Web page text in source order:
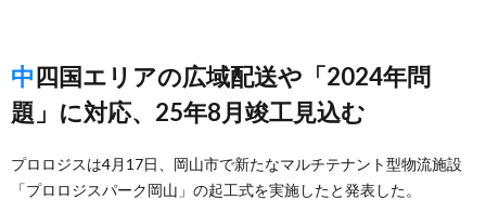
中四国エリアの広域配送や「2024年問
題」に対応、25年8月竣工見込む
プロロジスは4月17日、岡山市で新たなマルチテナント型物流施設
「プロロジスパーク岡山」の起工式を実施したと発表した。